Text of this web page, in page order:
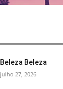
Beleza Beleza
julho 27, 2026